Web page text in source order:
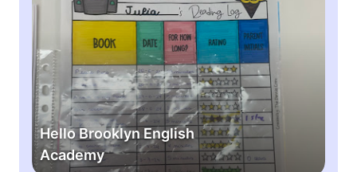
Hello Brooklyn English
Academy
e
o
B
r
o
o
k